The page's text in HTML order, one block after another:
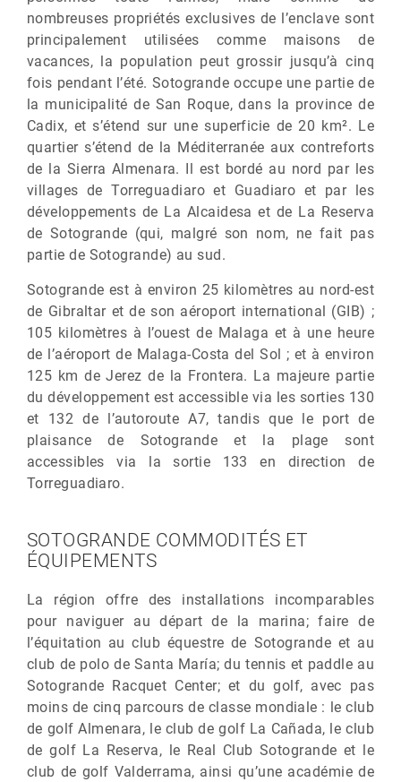
nombreuses propriétés exclusives de l’enclave sont
principalement utilisées comme maisons de
vacances, la population peut grossir jusqu’à cinq
fois pendant l’été. Sotogrande occupe une partie de
la municipalité de San Roque, dans la province de
Cadix, et s’étend sur une superficie de 20 km². Le
quartier s’étend de la Méditerranée aux contreforts
de la Sierra Almenara. Il est bordé au nord par les
villages de Torreguadiaro et Guadiaro et par les
développements de La Alcaidesa et de La Reserva
de Sotogrande (qui, malgré son nom, ne fait pas
partie de Sotogrande) au sud.
Sotogrande est à environ 25 kilomètres au nord-est
de Gibraltar et de son aéroport international (GIB) ;
105 kilomètres à l’ouest de Malaga et à une heure
de l’aéroport de Malaga-Costa del Sol ; et à environ
125 km de Jerez de la Frontera. La majeure partie
du développement est accessible via les sorties 130
et 132 de l’autoroute A7, tandis que le port de
plaisance de Sotogrande et la plage sont
accessibles via la sortie 133 en direction de
Torreguadiaro.
SOTOGRANDE COMMODITÉS ET
ÉQUIPEMENTS
La région offre des installations incomparables
pour naviguer au départ de la marina; faire de
l’équitation au club équestre de Sotogrande et au
club de polo de Santa María; du tennis et paddle au
Sotogrande Racquet Center; et du golf, avec pas
moins de cinq parcours de classe mondiale : le club
de golf Almenara, le club de golf La Cañada, le club
de golf La Reserva, le Real Club Sotogrande et le
club de golf Valderrama, ainsi qu’une académie de